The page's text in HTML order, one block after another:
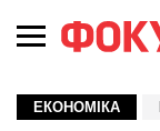
ЕКОНОМІКА